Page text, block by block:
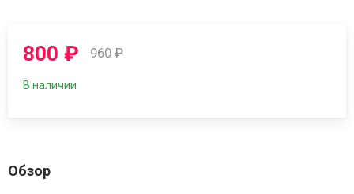
800₽ 960₽
В наличии
Обзор